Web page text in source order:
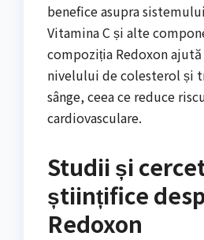
benefice asupra
Vitamina C și alte
compoziția Redoxon
nivelului de colesterol și
sânge, ceea ce reduce
cardiovasculare.
Studii și
științifice
Redoxon